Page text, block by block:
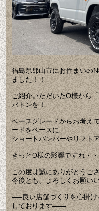
福島県郡山市にお住まいの
ました！！！
ご紹介いただいたO様から
バトンを！
ベースグレードからお考え
ードをベースに
ショートバンパーやリフト
きっとO様の影響ですね・
この度は誠にありがとうご
今後とも、よろしくお願い
—–良い店舗づくりを心掛け
しております——